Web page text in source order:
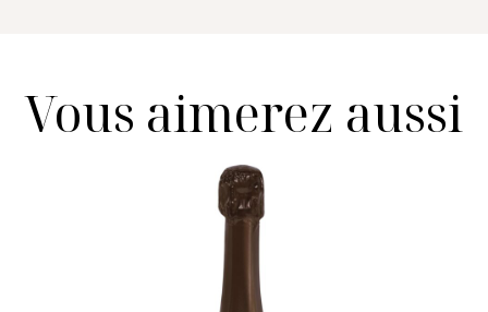
Vous aimerez aussi